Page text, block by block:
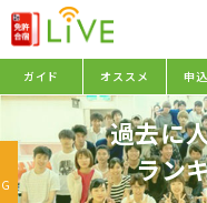
ガイド オススメ 申
過去に
ラン